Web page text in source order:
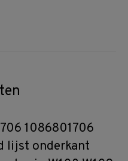
1086801706
lijst onderkant